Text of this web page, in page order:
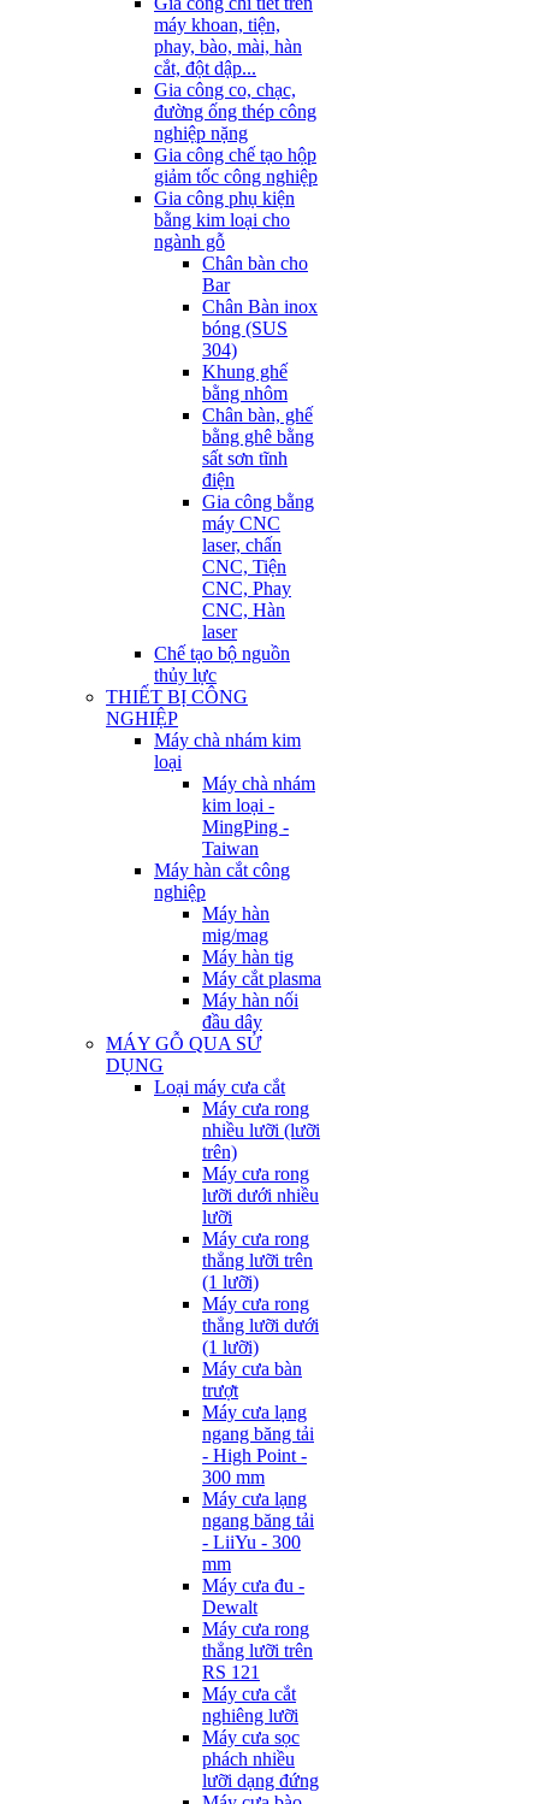
máy khoan, tiện,
phay, bào, mài, hàn
cắt, đột dập...
Gia công co, chạc,
đường ống thép công
nghiệp nặng
Gia công chế tạo hộp
giảm tốc công nghiệp
Gia công phụ kiện
bằng kim loại cho
ngành gỗ
Chân bàn cho
Bar
Chân Bàn inox
bóng (SUS
304)
Khung ghế
bằng nhôm
Chân bàn, ghế
bằng ghê bằng
sất sơn tĩnh
điện
Gia công bằng
máy CNC
laser, chấn
CNC, Tiện
CNC, Phay
CNC, Hàn
laser
Chế tạo bộ nguồn
thủy lực
THIẾT BỊ CÔNG
NGHIỆP
Máy chà nhám kim
loại
Máy chà nhám
kim loại -
MingPing -
Taiwan
Máy hàn cắt công
nghiệp
Máy hàn
mig/mag
Máy hàn tig
Máy cắt plasma
Máy hàn nối
đầu dây
MÁY GỖ QUA SỬ
DỤNG
Loại máy cưa cắt
Máy cưa rong
nhiều lưỡi (lưỡi
trên)
Máy cưa rong
lưỡi dưới nhiều
lưỡi
Máy cưa rong
thẳng lưỡi trên
(1 lưỡi)
Máy cưa rong
thẳng lưỡi dưới
(1 lưỡi)
Máy cưa bàn
trượt
Máy cưa lạng
ngang băng tải
- High Point -
300 mm
Máy cưa lạng
ngang băng tải
- LiiYu - 300
mm
Máy cưa đu -
Dewalt
Máy cưa rong
thẳng lưỡi trên
RS 121
Máy cưa cắt
nghiêng lưỡi
Máy cưa sọc
phách nhiều
lưỡi dạng đứng